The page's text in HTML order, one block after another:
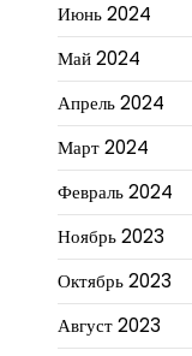
Июнь 2024
Май 2024
Апрель 2024
Март 2024
Февраль 2024
Ноябрь 2023
Октябрь 2023
Август 2023